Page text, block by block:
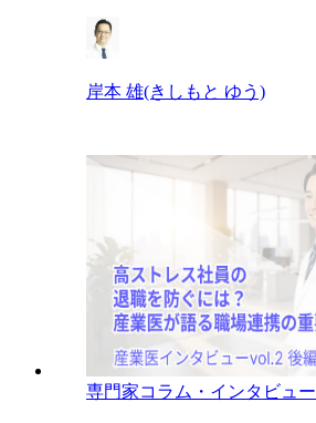
岸本 雄(きしもと ゆう)
専門家コラム・インタビュー